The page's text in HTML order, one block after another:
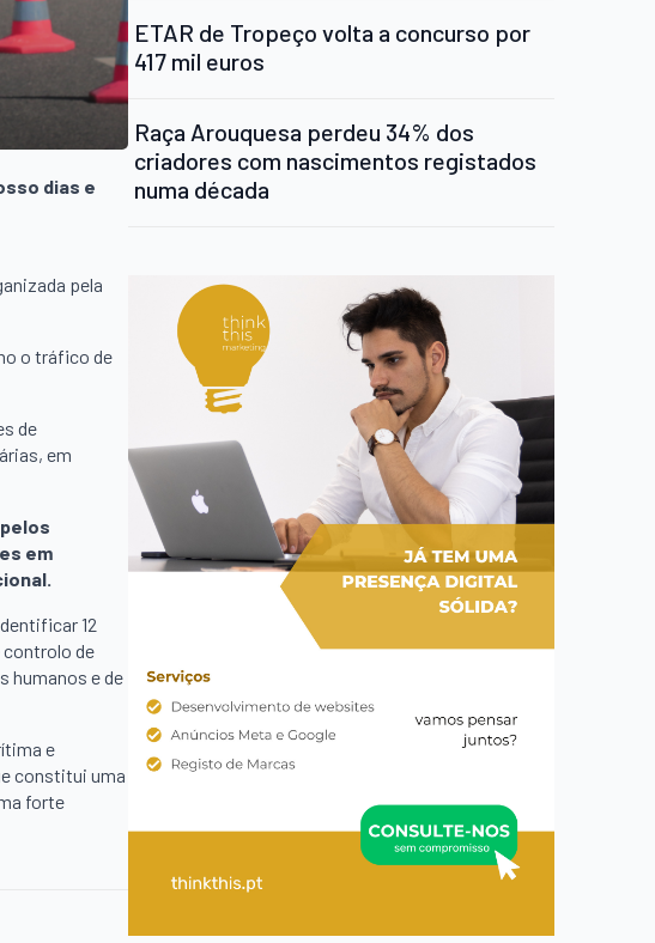
dias e
pela
o tráfico de
de
em
em
12
controlo de
humanos e de
e
constitui uma
forte
ETAR de Tropeço volta a concurso por
417 mil euros
Raça Arouquesa perdeu 34% dos
criadores com nascimentos registados
numa década